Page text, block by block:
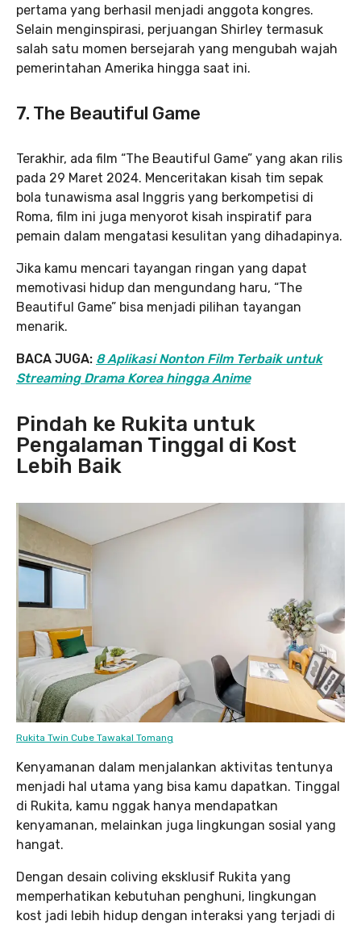
pertama yang berhasil menjadi anggota kongres.
Selain menginspirasi, perjuangan Shirley termasuk
salah satu momen bersejarah yang mengubah wajah
pemerintahan Amerika hingga saat ini.
7. The Beautiful Game
Terakhir, ada film “The Beautiful Game” yang akan rilis
pada 29 Maret 2024. Menceritakan kisah tim sepak
bola tunawisma asal Inggris yang berkompetisi di
Roma, film ini juga menyorot kisah inspiratif para
pemain dalam mengatasi kesulitan yang dihadapinya.
Jika kamu mencari tayangan ringan yang dapat
memotivasi hidup dan mengundang haru, “The
Beautiful Game” bisa menjadi pilihan tayangan
menarik.
BACA JUGA: 8 Aplikasi Nonton Film Terbaik untuk
Streaming Drama Korea hingga Anime
Pindah ke Rukita untuk
Pengalaman Tinggal di Kost
Lebih Baik
Rukita Twin Cube Tawakal Tomang
Kenyamanan dalam menjalankan aktivitas tentunya
menjadi hal utama yang bisa kamu dapatkan. Tinggal
di Rukita, kamu nggak hanya mendapatkan
kenyamanan, melainkan juga lingkungan sosial yang
hangat.
Dengan desain coliving eksklusif Rukita yang
memperhatikan kebutuhan penghuni, lingkungan
kost jadi lebih hidup dengan interaksi yang terjadi di